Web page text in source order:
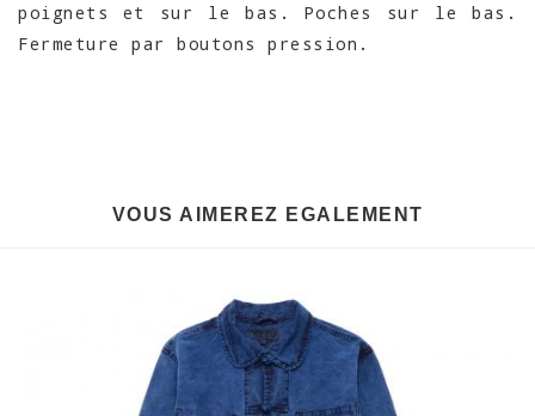
poignets et sur le bas. Poches sur le bas.
Fermeture par boutons pression.
VOUS AIMEREZ EGALEMENT